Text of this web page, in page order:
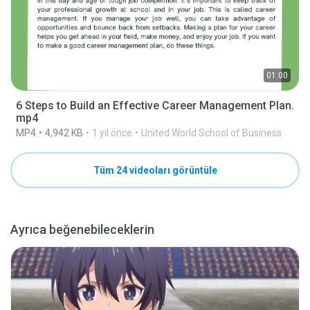
01:00
6 Steps to Build an Effective Career Management Plan.
mp4
MP4 4,942 KB 1 yıl önce United World School of Business
Tüm 24 videoları görüntüle
Ayrıca beğenebileceklerin